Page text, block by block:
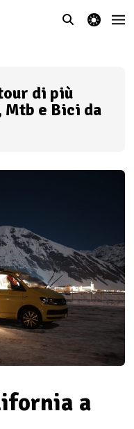
theme switcher
di più
e Bici da
a